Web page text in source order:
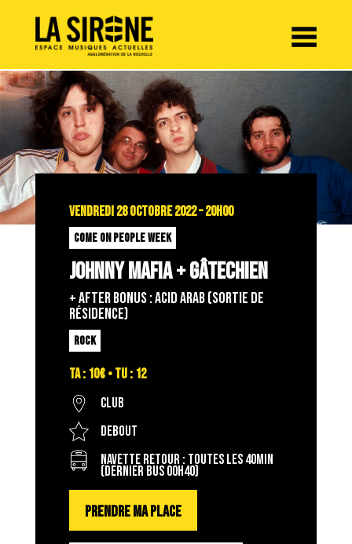
VENDREDI 28 OCTOBRE 2022 – 20H00
COME ON PEOPLE WEEK
JOHNNY MAFIA + GÂTECHIEN
+ AFTER BONUS : ACID ARAB (sortie de
résidence)
ROCK
TA : 10€ • TU : 12
Club
Debout
Navette retour : toutes les 40min
(dernier bus 00h40)
PRENDRE MA PLACE